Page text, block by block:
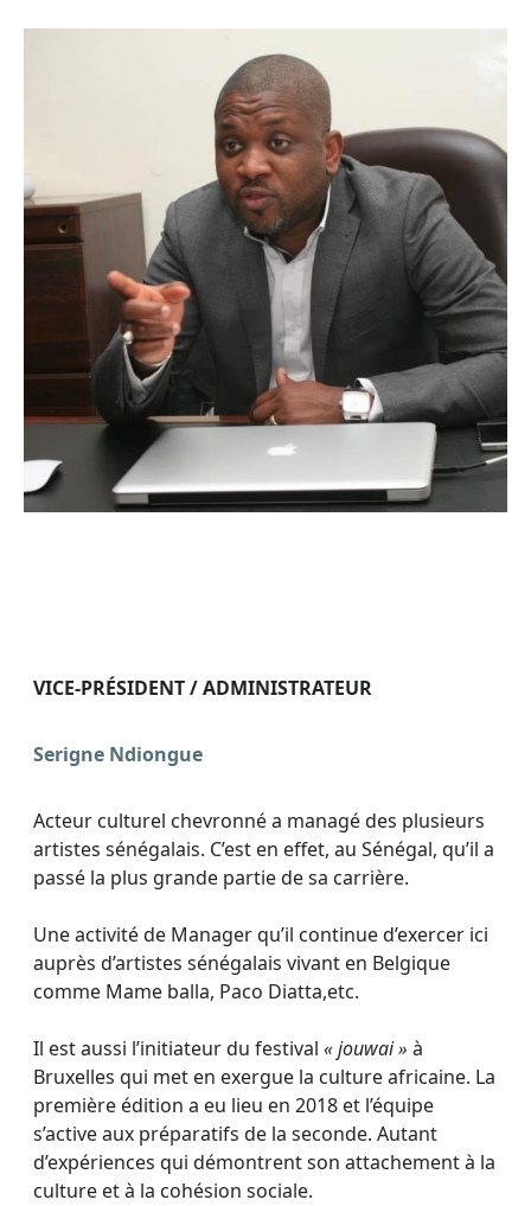
VICE-PRÉSIDENT / ADMINISTRATEUR
Serigne Ndiongue
Acteur culturel chevronné a managé des plusieurs
artistes sénégalais. C’est en effet, au Sénégal, qu’il a
passé la plus grande partie de sa carrière.
Une activité de Manager qu’il continue d’exercer ici
auprès d’artistes sénégalais vivant en Belgique
comme Mame balla, Paco Diatta,etc.
Il est aussi l’initiateur du festival « jouwai » à
Bruxelles qui met en exergue la culture africaine. La
première édition a eu lieu en 2018 et l’équipe
s’active aux préparatifs de la seconde. Autant
d’expériences qui démontrent son attachement à la
culture et à la cohésion sociale.